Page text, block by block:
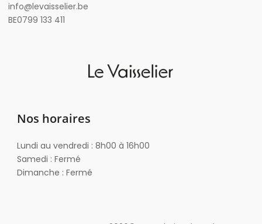
info@levaisselier.be
BE0799 133 411
Nos horaires
Lundi au vendredi : 8h00 à 16h00
Samedi : Fermé
Dimanche : Fermé